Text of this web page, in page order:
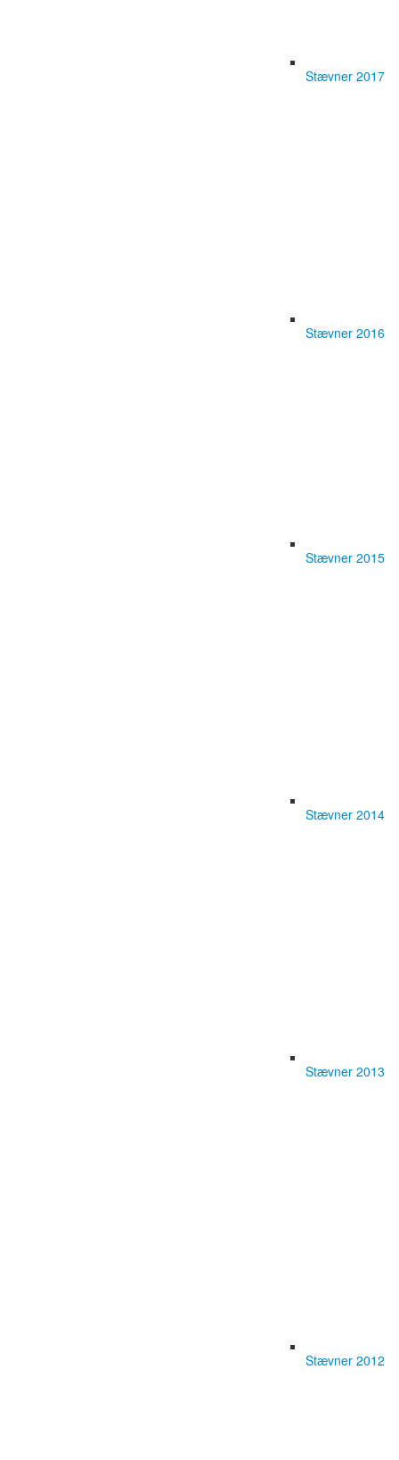
Stævner 2017
Stævner 2016
Stævner 2015
Stævner 2014
Stævner 2013
Stævner 2012